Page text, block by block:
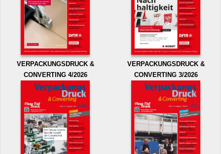
VERPACKUNGSDRUCK &
CONVERTING 4/2026
VERPACKUNGSDRUCK &
CONVERTING 3/2026